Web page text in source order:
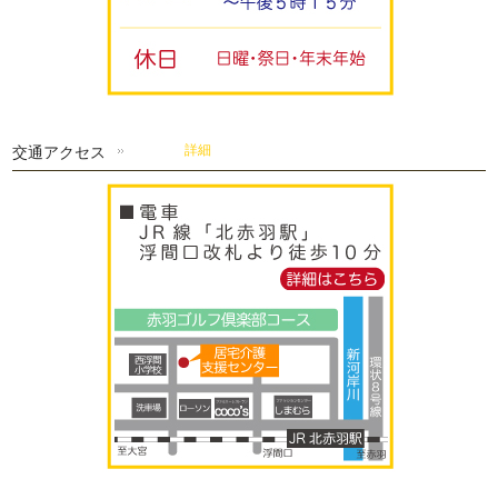
交通アクセス 詳細